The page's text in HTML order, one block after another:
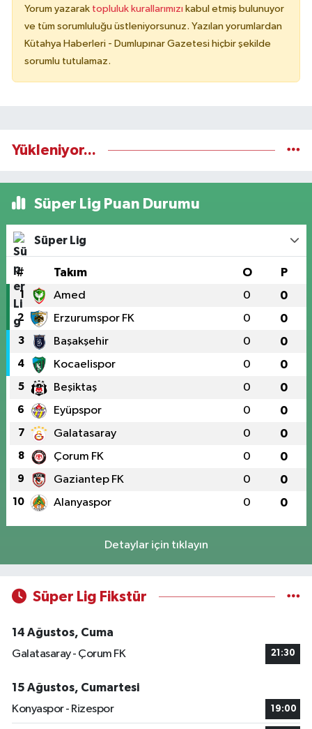
Yorum yazarak topluluk kurallarımızı kabul etmiş bulunuyor
ve tüm sorumluluğu üstleniyorsunuz. Yazılan yorumlardan
Kütahya Haberleri - Dumlupınar Gazetesi hiçbir şekilde
sorumlu tutulamaz.
Yükleniyor...
Süper Lig Puan Durumu
Süper Lig
# Takım O P
1 Amed 0 0
2 Erzurumspor FK 0 0
3 Başakşehir 0 0
4 Kocaelispor 0 0
5 Beşiktaş 0 0
6 Eyüpspor 0 0
7 Galatasaray 0 0
8 Çorum FK 0 0
9 Gaziantep FK 0 0
10 Alanyaspor 0 0
Detaylar için tıklayın
Süper Lig Fikstür
14 Ağustos, Cuma
Galatasaray - Çorum FK
21:30
15 Ağustos, Cumartesi
Konyaspor - Rizespor
19:00